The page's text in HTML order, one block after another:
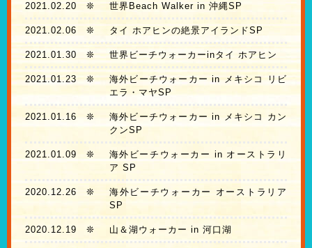
2021.02.20 ❊ 世界Beach Walker in 沖縄SP
2021.02.06 ❊ タイ ホアヒンの絶景アイランドSP
2021.01.30 ❊ 世界ビーチウォーカーinタイ ホアヒン
2021.01.23❊
海外ビーチウォーカー in メキシコ リビ
エラ・マヤSP
2021.01.16 ❊
海外ビーチウォーカー in メキシコ カン
クンSP
2021.01.09 ❊
海外ビーチウォーカー in オーストラリ
ア SP
2020.12.26 ❊
海外ビーチウォーカー オーストラリア
SP
2020.12.19 ❊ 山＆湖ウォーカー in 河口湖